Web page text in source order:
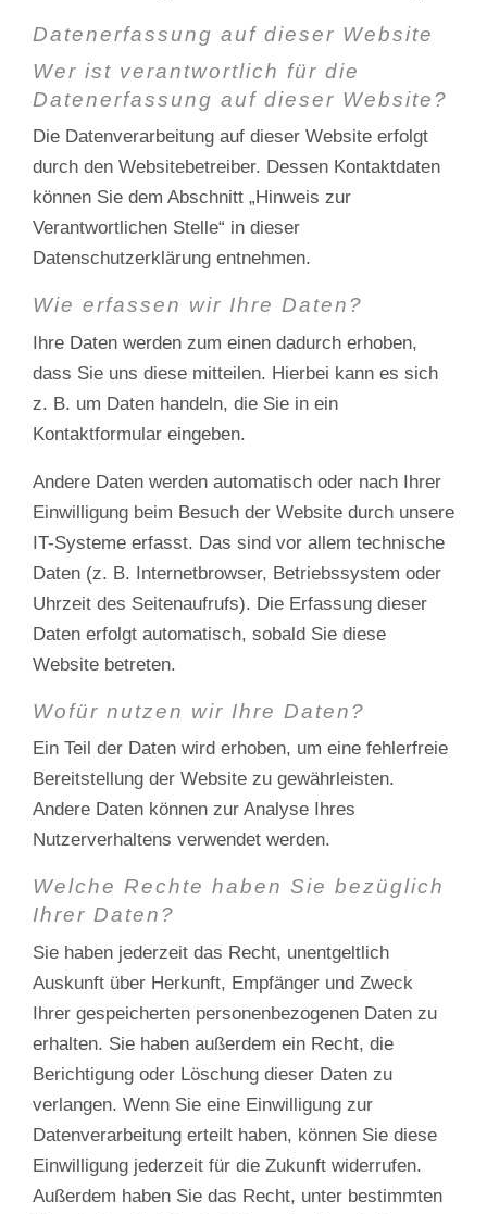
Datenerfassung auf dieser Website
Wer ist verantwortlich für die
Datenerfassung auf dieser Website?
Die Datenverarbeitung auf dieser Website erfolgt
durch den Websitebetreiber. Dessen Kontaktdaten
können Sie dem Abschnitt „Hinweis zur
Verantwortlichen Stelle“ in dieser
Datenschutzerklärung entnehmen.
Wie erfassen wir Ihre Daten?
Ihre Daten werden zum einen dadurch erhoben,
dass Sie uns diese mitteilen. Hierbei kann es sich
z. B. um Daten handeln, die Sie in ein
Kontaktformular eingeben.
Andere Daten werden automatisch oder nach Ihrer
Einwilligung beim Besuch der Website durch unsere
IT-Systeme erfasst. Das sind vor allem technische
Daten (z. B. Internetbrowser, Betriebssystem oder
Uhrzeit des Seitenaufrufs). Die Erfassung dieser
Daten erfolgt automatisch, sobald Sie diese
Website betreten.
Wofür nutzen wir Ihre Daten?
Ein Teil der Daten wird erhoben, um eine fehlerfreie
Bereitstellung der Website zu gewährleisten.
Andere Daten können zur Analyse Ihres
Nutzerverhaltens verwendet werden.
Welche Rechte haben Sie bezüglich
Ihrer Daten?
Sie haben jederzeit das Recht, unentgeltlich
Auskunft über Herkunft, Empfänger und Zweck
Ihrer gespeicherten personenbezogenen Daten zu
erhalten. Sie haben außerdem ein Recht, die
Berichtigung oder Löschung dieser Daten zu
verlangen. Wenn Sie eine Einwilligung zur
Datenverarbeitung erteilt haben, können Sie diese
Einwilligung jederzeit für die Zukunft widerrufen.
Außerdem haben Sie das Recht, unter bestimmten